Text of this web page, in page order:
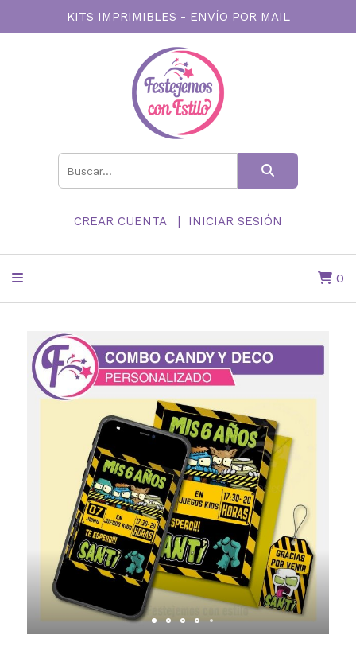
KITS IMPRIMIBLES - ENVÍO POR MAIL
CREAR CUENTA INICIAR SESIÓN
0